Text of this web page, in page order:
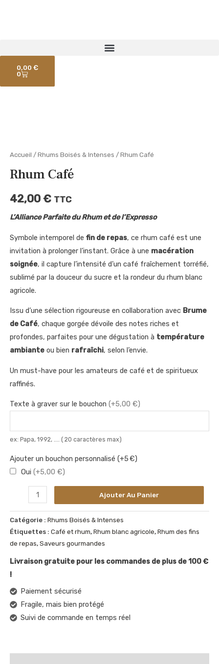
0,00 €
0
Panier
Accueil /Rhums Boisés & Intenses / Rhum Café
Rhum Café
42,00 € TTC
L’Alliance Parfaite du Rhum et de l’Expresso
Symbole intemporel de fin de repas, ce rhum café est une
invitation à prolonger l’instant. Grâce à une macération
soignée, il capture l’intensité d’un café fraîchement torréfié,
sublimé par la douceur du sucre et la rondeur du rhum blanc
agricole.
Issu d’une sélection rigoureuse en collaboration avec Brume
de Café, chaque gorgée dévoile des notes riches et
profondes, parfaites pour une dégustation à température
ambiante ou bien rafraîchi, selon l’envie.
Un must-have pour les amateurs de café et de spiritueux
raffinés.
Texte à graver sur le bouchon (+5,00 €)
ex: Papa, 1992, .... ( 20 caractères max)
Ajouter un bouchon personnalisé (+5 €)
Oui (+5,00 €)
Rhum
Ajouter Au Panier
Catégorie : Rhums Boisés & Intenses
Étiquettes : Café et rhum, Rhum blanc agricole, Rhum des fins
de repas, Saveurs gourmandes
Livraison gratuite pour les commandes de plus de 100 €
!
Paiement sécurisé
Fragile, mais bien protégé
Suivi de commande en temps réel